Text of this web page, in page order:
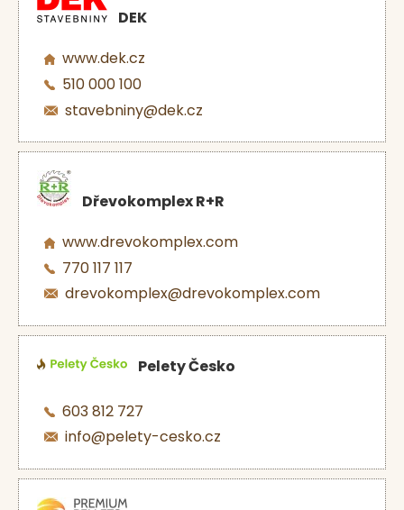
DEK
www.dek.cz
510 000 100
stavebniny@dek.cz
Dřevokomplex R+R
www.drevokomplex.com
770 117 117
drevokomplex@drevokomplex.com
Pelety Česko
603 812 727
info@pelety-cesko.cz